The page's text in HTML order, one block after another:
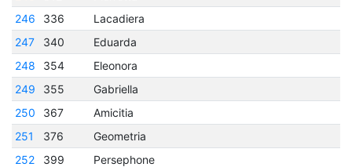
246
336
Lacadiera
247
340
Eduarda
248
354
Eleonora
249
355
Gabriella
250
367
Amicitia
251
376
Geometria
252
399
Persephone